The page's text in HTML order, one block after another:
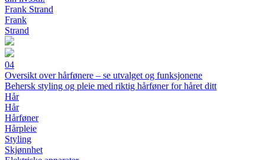
Frank Strand
Frank
Strand
04
Oversikt over hårfønere – se utvalget og funksjonene
Behersk styling og pleie med riktig hårføner for håret ditt
Hår
Hår
Hårføner
Hårpleie
Styling
Skjønnhet